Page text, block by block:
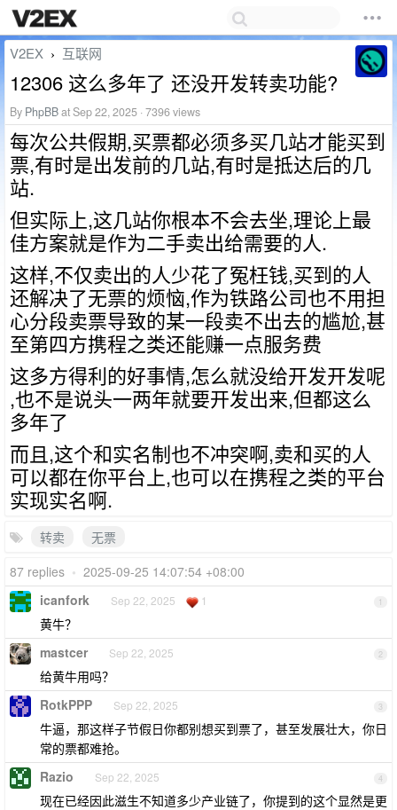
V2EX › 互联网
12306 这么多年了 还没开发转卖功能?
By PhpBBat Sep 22, 2025 · 7396 views
每次公共假期,买票都必须多买几站才能买到
票,有时是出发前的几站,有时是抵达后的几
站.
但实际上,这几站你根本不会去坐,理论上最
佳方案就是作为二手卖出给需要的人.
这样,不仅卖出的人少花了冤枉钱,买到的人
还解决了无票的烦恼,作为铁路公司也不用担
心分段卖票导致的某一段卖不出去的尴尬,甚
至第四方携程之类还能赚一点服务费
这多方得利的好事情,怎么就没给开发开发呢
,也不是说头一两年就要开发出来,但都这么
多年了
而且,这个和实名制也不冲突啊,卖和买的人
可以都在你平台上,也可以在携程之类的平台
实现实名啊.
转卖
无票
87 replies • 2025-09-25 14:07:54 +08:00
1
icanfork Sep 22, 2025 1
黄牛？
2
mastcer Sep 22, 2025
给黄牛用吗？
3
RotkPPP Sep 22, 2025
牛逼，那这样子节假日你都别想买到票了，甚至发展壮大，你日
常的票都难抢。
4
Razio Sep 22, 2025
现在已经因此滋生不知道多少产业链了，你提到的这个显然是更